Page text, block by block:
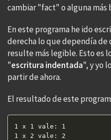
cambiar "fact" o alguna más
En este programa he ido
derecha lo que dependía de
resulte más legible. Esto es
"escritura indentada", y yo
partir de ahora.
El resultado de este
1 x 1 vale: 1
1 x 2 vale: 2